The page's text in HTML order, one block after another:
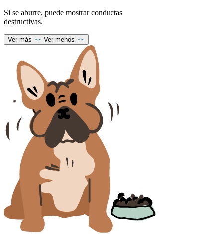
Si se aburre, puede mostrar conductas
destructivas.
Ver más Ver menos